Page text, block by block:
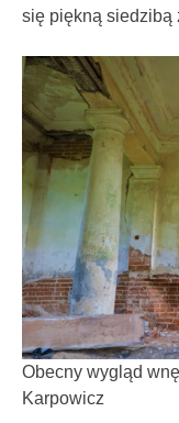
się piękną siedzibą
Obecny wygląd
Karpowicz